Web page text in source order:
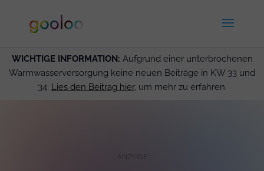
WICHTIGE INFORMATION: Aufgrund einer unterbrochenen
Warmwasserversorgung keine neuen Beiträge in KW 33 und
34. Lies den Beitrag hier, um mehr zu erfahren.